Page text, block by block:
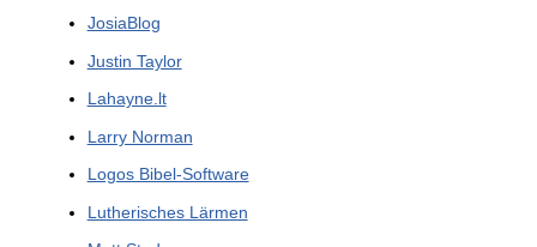
JosiaBlog
Justin Taylor
Lahayne.lt
Larry Norman
Logos Bibel-Software
Lutherisches Lärmen